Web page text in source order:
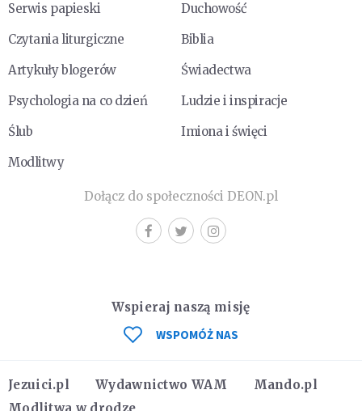
Serwis papieski
Duchowość
Czytania liturgiczne
Biblia
Artykuły blogerów
Świadectwa
Psychologia na co dzień
Ludzie i inspiracje
Ślub
Imiona i święci
Modlitwy
Dołącz do społeczności DEON.pl
Jezuici.pl Wydawnictwo WAM
Mando.pl
Wspieraj naszą misję
WSPOMÓŻ NAS